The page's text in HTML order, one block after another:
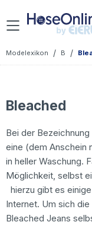
Zum Hauptinhalt
Modelexikon / B /
Bleached
Bei der
eine (dem Anschein
in heller Waschung.
Möglichkeit, selbst
hierzu gibt es
Internet. Um sich
Bleached Jeans